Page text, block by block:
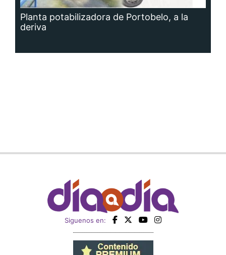
Planta potabilizadora de Portobelo, a la
deriva
Siguenos en: